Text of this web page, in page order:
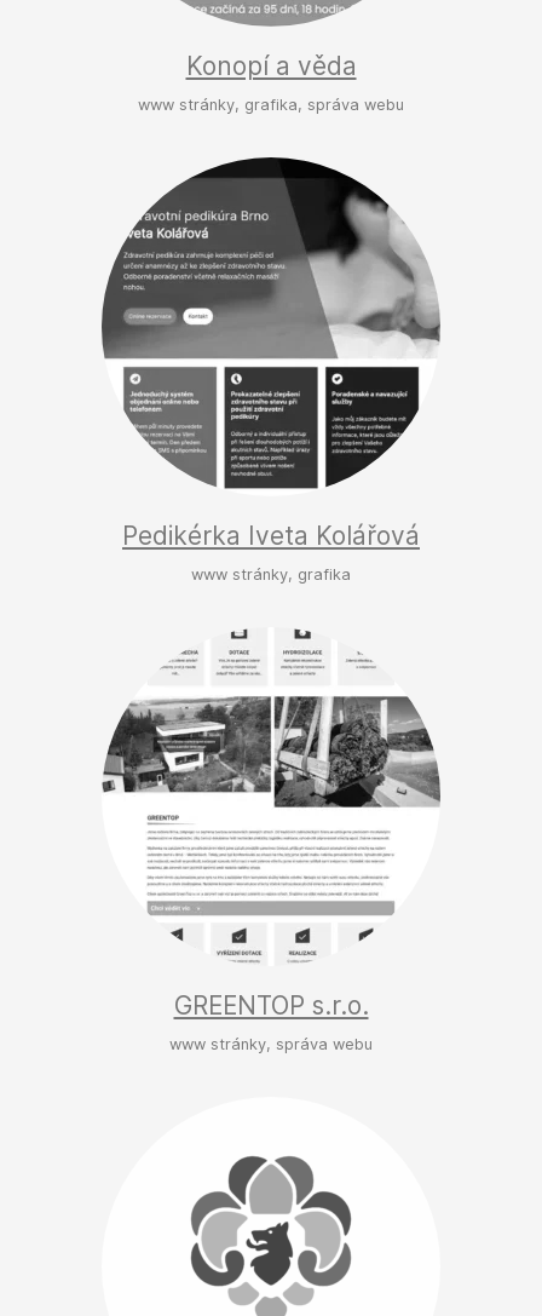
Konopí a věda
www stránky, grafika, správa webu
Pedikérka Iveta Kolářová
www stránky, grafika
GREENTOP s.r.o.
www stránky, správa webu